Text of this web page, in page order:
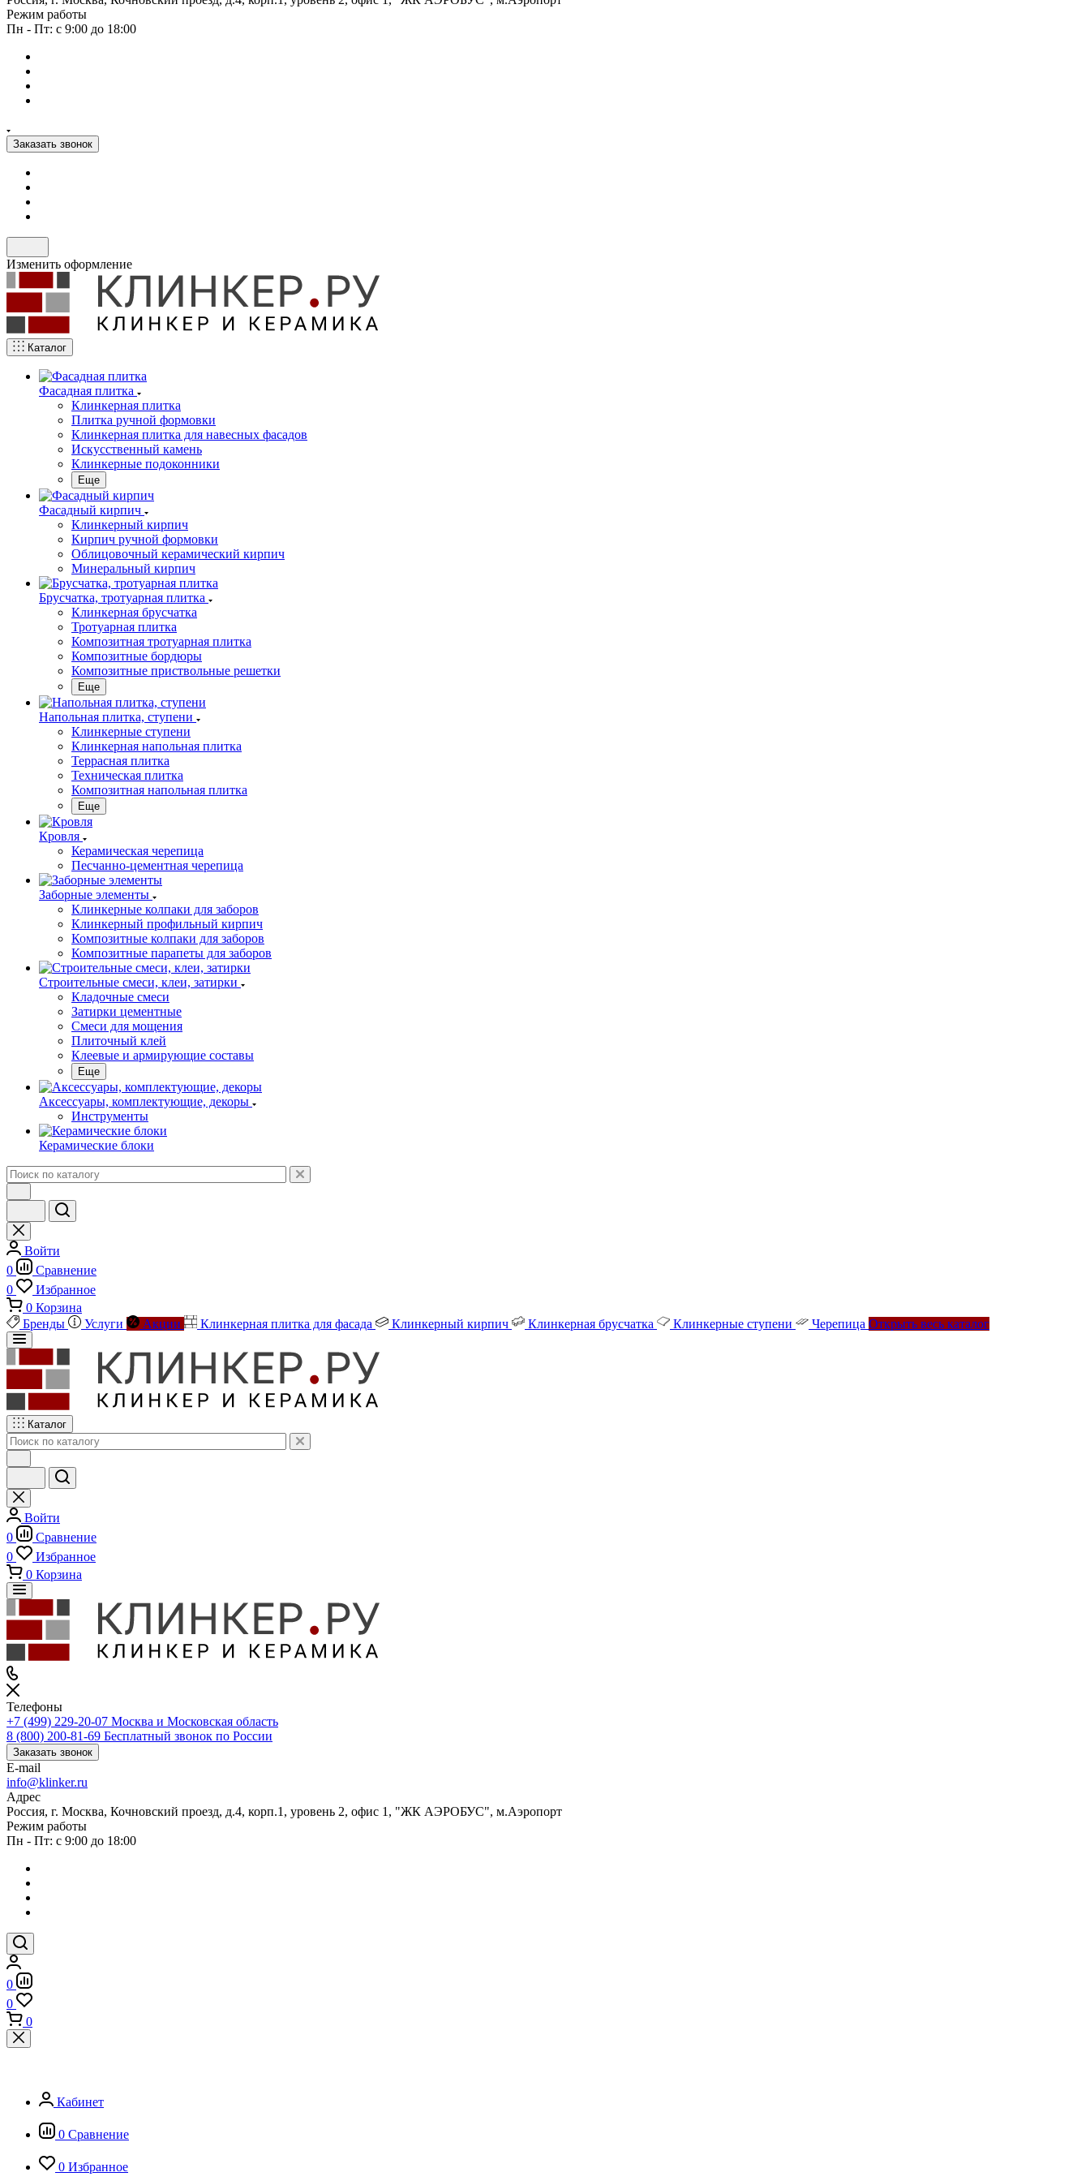
Режим работы
Пн - Пт: с 9:00 до 18:00
Заказать звонок
Изменить оформление
Каталог
Фасадная плитка
Клинкерная плитка
Плитка ручной формовки
Клинкерная плитка для навесных фасадов
Искусственный камень
Клинкерные подоконники
Еще
Фасадный кирпич
Клинкерный кирпич
Кирпич ручной формовки
Облицовочный керамический кирпич
Минеральный кирпич
Брусчатка, тротуарная плитка
Клинкерная брусчатка
Тротуарная плитка
Композитная тротуарная плитка
Композитные бордюры
Композитные приствольные решетки
Еще
Напольная плитка, ступени
Клинкерные ступени
Клинкерная напольная плитка
Террасная плитка
Техническая плитка
Композитная напольная плитка
Еще
Кровля
Керамическая черепица
Песчанно-цементная черепица
Заборные элементы
Клинкерные колпаки для заборов
Клинкерный профильный кирпич
Композитные колпаки для заборов
Композитные парапеты для заборов
Строительные смеси, клеи, затирки
Кладочные смеси
Затирки цементные
Смеси для мощения
Плиточный клей
Клеевые и армирующие составы
Еще
Аксессуары, комплектующие, декоры
Инструменты
Керамические блоки
Войти
0
Сравнение
0
Избранное
0 Корзина
Бренды
Услуги Акции Клинкерная плитка для фасада Клинкерный кирпич Клинкерная брусчатка Клинкерные ступени Черепица Открыть весь каталог
Каталог
Войти
0
Сравнение
0
Избранное
0 Корзина
Телефоны
+7 (499) 229-20-07 Москва и Московская область
8 (800) 200-81-69 Бесплатный звонок по России
Заказать звонок
E-mail
info@klinker.ru
Адрес
Россия, г. Москва, Кочновский проезд, д.4, корп.1, уровень 2, офис 1, "ЖК АЭРОБУС", м.Аэропорт
Режим работы
Пн - Пт: с 9:00 до 18:00
0
0
0
Кабинет
0 Сравнение
0 Избранное